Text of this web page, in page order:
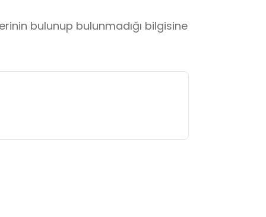
bulunup bulunmadığı bilgisine